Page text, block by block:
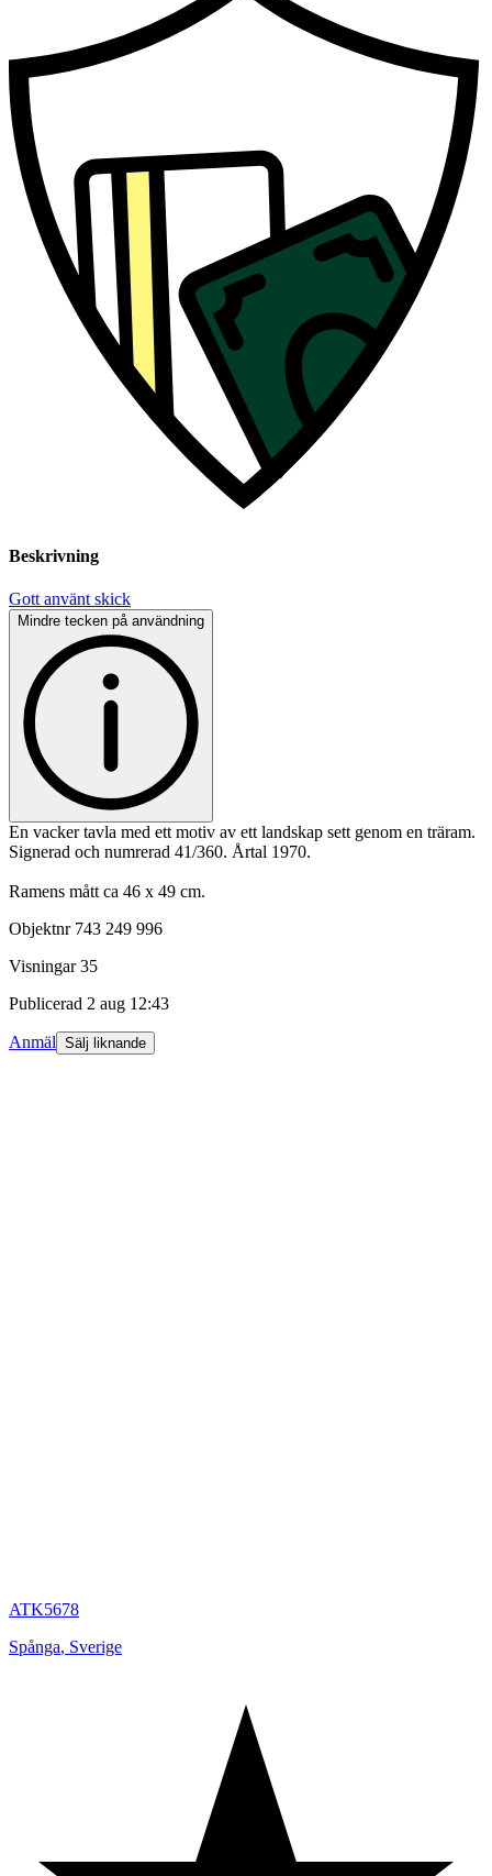
Beskrivning
Gott använt skick
Mindre tecken på användning
En vacker tavla med ett motiv av ett landskap sett genom en träram.
Signerad och numrerad 41/360. Årtal 1970.
Ramens mått ca 46 x 49 cm.
Objektnr 743 249 996
Visningar 35
Publicerad 2 aug 12:43
Anmäl Sälj liknande
ATK5678
Spånga, Sverige